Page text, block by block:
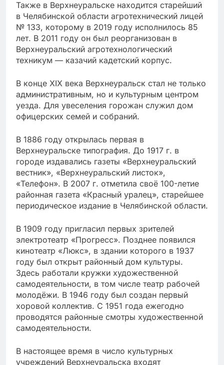
Также в Верхнеуральске находится старейший
в Челябинской области агротехнический лицей
№ 133, которому в 2019 году исполнилось 85
лет. В 2011 году он был реорганизован в
Верхнеуральский агротехнологический
техникум — казачий кадетский корпус.
В конце XIX века Верхнеуральск стал не только
административным, но и культурным центром
уезда. Для увеселения горожан служил дом
офицерских семей и собраний.
В 1886 году открылась первая в
Верхнеуральске типография. До 1917 г. в
городе издавались газеты «Верхнеуральский
вестник», «Верхнеуральский листок»,
«Телефон». В 2007 г. отметила своё 100-летие
районная газета «Красный уралец», старейшее
периодическое издание в Челябинской области.
В 1909 году пригласил первых зрителей
электротеатр «Прогресс». Позднее появился
кинотеатр «Люкс», в здании которого в 1937
году был открыт районный дом культуры.
Здесь работали кружки художественной
самодеятельности, в том числе театр рабочей
молодёжи. В 1946 году был создан первый
хоровой коллектив. С 1951 года ежегодно
проводятся районные смотры художественной
самодеятельности.
В настоящее время в число культурных
учреждений Верхнеуральска входят